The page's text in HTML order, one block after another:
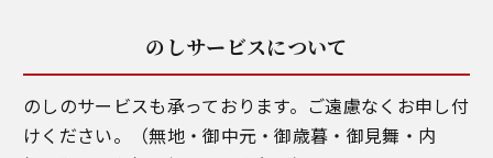
のしサービスについて
のしのサービスも承っております。ご遠慮なくお申し付
けください。（無地・御中元・御歳暮・御見舞・内